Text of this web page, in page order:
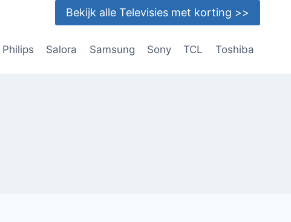
Bekijk alle Televisies met korting >>
Philips Salora Samsung Sony TCL Toshiba